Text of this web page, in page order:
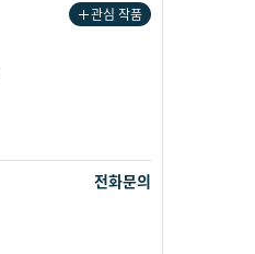
관심 작품
전화문의